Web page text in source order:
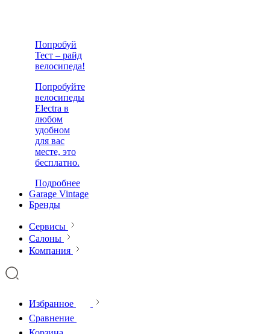
Попробуй
Тест – райд
велосипеда!
Попробуйте
велосипеды
Electra в
любом
удобном
для вас
месте, это
бесплатно.
Подробнее
Garage Vintage
Бренды
Сервисы
Салоны
Компания
Избранное
Сравнение